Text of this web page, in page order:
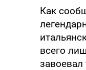
Как
всего
завоевал